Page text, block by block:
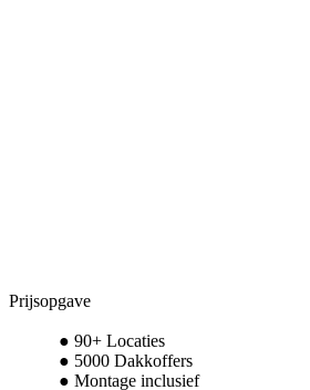
Prijsopgave
90+ Locaties
5000 Dakkoffers
Montage inclusief